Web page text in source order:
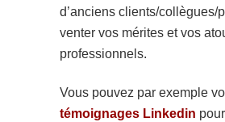
d’anciens clients/collègues/
venter vos mérites et vos
professionnels.
Vous pouvez par exemple
témoignages Linkedin